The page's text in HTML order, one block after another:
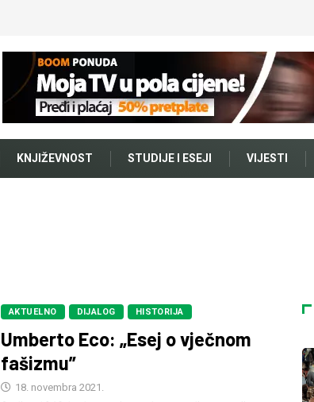
KNJIŽEVNOST STUDIJE I ESEJI VIJESTI
AKTUELNO DIJALOG HISTORIJA
Umberto Eco: „Esej o vječnom
fašizmu”
18. novembra 2021.